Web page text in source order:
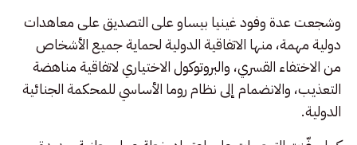
وشجعت عدة وفود غينيا بيساو على التصديق على معاهدات
دولية مهمة، منها الاتفاقية الدولية لحماية جميع الأشخاص
من الاختفاء القسري، والبروتوكول الاختياري لاتفاقية مناهضة
التعذيب، والانضمام إلى نظام روما الأساسي للمحكمة الجنائية
الدولية.